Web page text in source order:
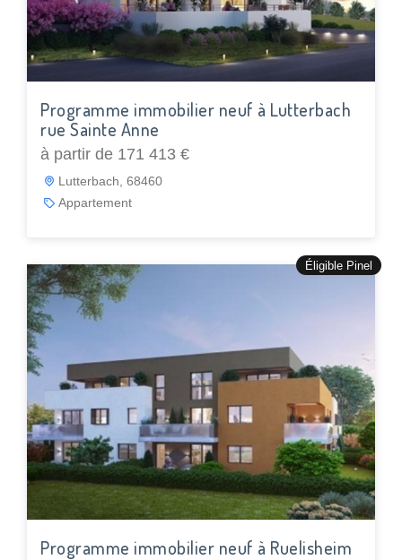
Programme immobilier neuf à Lutterbach
rue Sainte Anne
à partir de 171 413 €
Lutterbach, 68460
Appartement
Éligible Pinel
Programme immobilier neuf à Ruelisheim